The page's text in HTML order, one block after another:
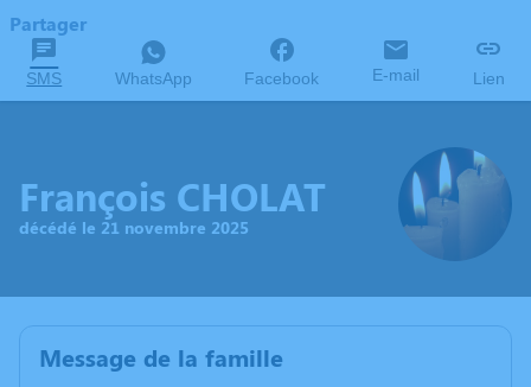
Partager
SMS WhatsApp Facebook E-mail Lien
François CHOLAT
décédé le 21 novembre 2025
Message de la famille